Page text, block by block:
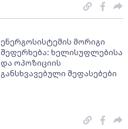
ენერგოსისტემის მორიგი
შეფერხება: ხელისუფლებისა
და ოპოზიციის
განსხვავებული შეფასებები